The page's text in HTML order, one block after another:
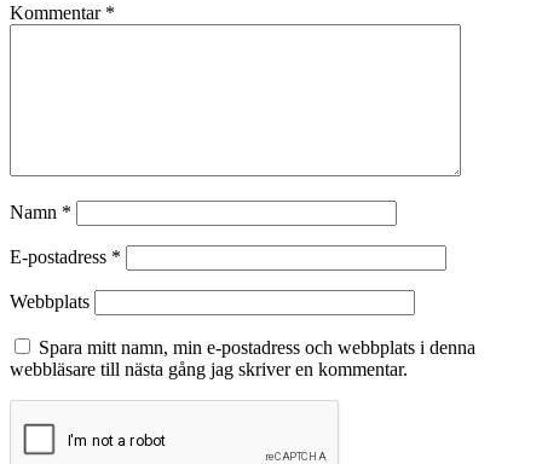
Kommentar *
Namn *
E-postadress *
Webbplats
Spara mitt namn, min e-postadress och webbplats i denna
webbläsare till nästa gång jag skriver en kommentar.